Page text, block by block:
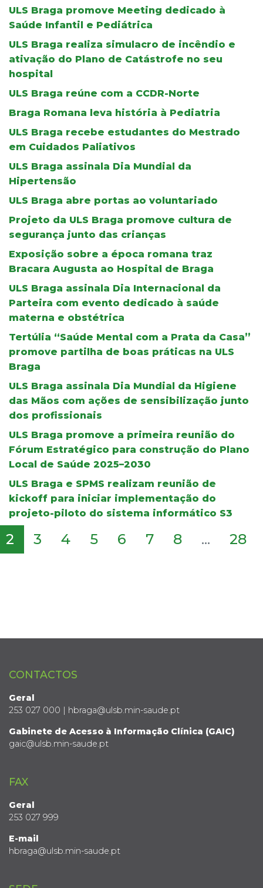
ULS Braga promove Meeting dedicado à
Saúde Infantil e Pediátrica
ULS Braga realiza simulacro de incêndio e
ativação do Plano de Catástrofe no seu
hospital
ULS Braga reúne com a CCDR-Norte
Braga Romana leva história à Pediatria
ULS Braga recebe estudantes do Mestrado
em Cuidados Paliativos
ULS Braga assinala Dia Mundial da
Hipertensão
ULS Braga abre portas ao voluntariado
Projeto da ULS Braga promove cultura de
segurança junto das crianças
Exposição sobre a época romana traz
Bracara Augusta ao Hospital de Braga
ULS Braga assinala Dia Internacional da
Parteira com evento dedicado à saúde
materna e obstétrica
Tertúlia “Saúde Mental com a Prata da Casa”
promove partilha de boas práticas na ULS
Braga
ULS Braga assinala Dia Mundial da Higiene
das Mãos com ações de sensibilização junto
dos profissionais
ULS Braga promove a primeira reunião do
Fórum Estratégico para construção do Plano
Local de Saúde 2025–2030
ULS Braga e SPMS realizam reunião de
kickoff para iniciar implementação do
projeto-piloto do sistema informático S3
2 3 4 5 6 7 8 ... 28
CONTACTOS
Geral
253 027 000 | hbraga@ulsb.min-saude.pt
Gabinete de Acesso à Informação Clínica (GAIC)
gaic@ulsb.min-saude.pt
FAX
Geral
253 027 999
E-mail
hbraga@ulsb.min-saude.pt